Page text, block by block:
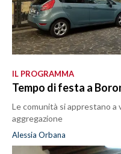
IL PROGRAMMA
Tempo di festa a
Le comunità si apprestano
aggregazione
Alessia Orbana